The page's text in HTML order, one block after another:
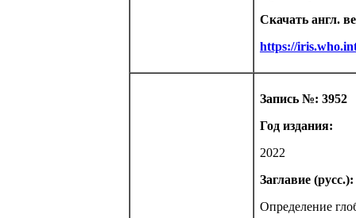
Скачать англ.
https://
Запись №: 3952
Год издания:
2022
Заглавие (русс.):
Определение